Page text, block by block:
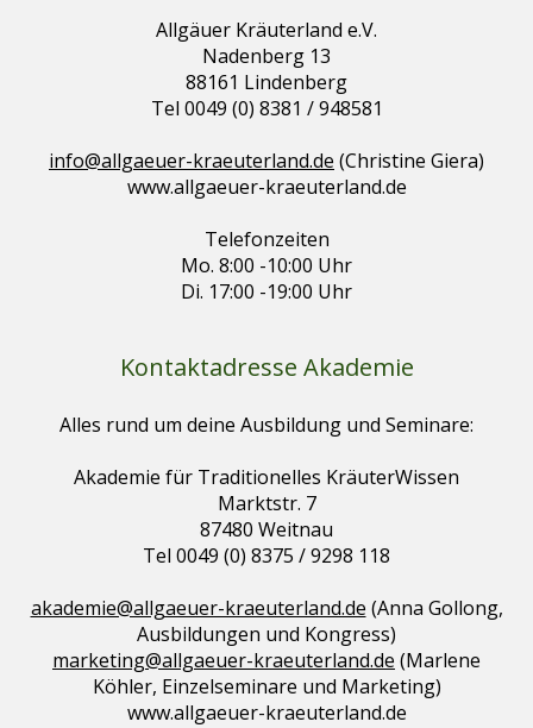
Allgäuer Kräuterland e.V.
Nadenberg 13
88161 Lindenberg
Tel 0049 (0) 8381 / 948581
info@allgaeuer-kraeuterland.de (Christine Giera)
www.allgaeuer-kraeuterland.de
Telefonzeiten
Mo. 8:00 -10:00 Uhr
Di. 17:00 -19:00 Uhr
Kontaktadresse Akademie
Alles rund um deine Ausbildung und Seminare:
Akademie für Traditionelles KräuterWissen
Marktstr. 7
87480 Weitnau
Tel 0049 (0) 8375 / 9298 118
akademie@allgaeuer-kraeuterland.de (Anna Gollong,
Ausbildungen und Kongress)
marketing@allgaeuer-kraeuterland.de (Marlene
Köhler, Einzelseminare und Marketing)
www.allgaeuer-kraeuterland.de